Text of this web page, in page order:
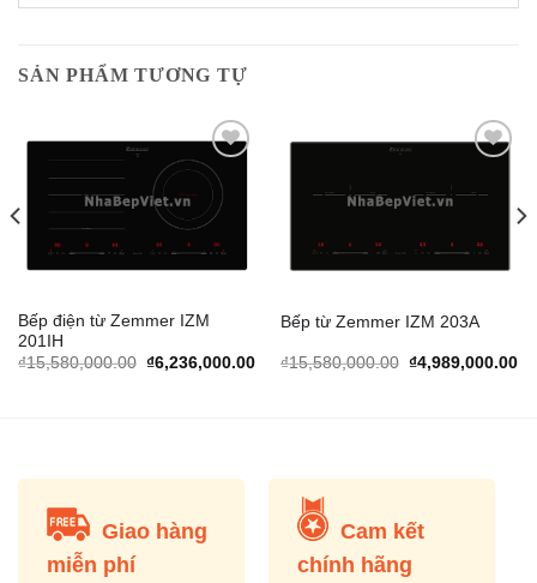
SẢN PHẨM TƯƠNG TỰ
Add to
Wishlist
Bếp điện từ Zemmer IZM
201IH
₫15,580,000.00 Original
₫6,236,000.00Current
Wishlist
Bếp từ Zemmer IZM 203A
₫15,580,000.00 Original
₫4,989,000.00
Giao hàng
miễn phí
Cam kết
chính hãng